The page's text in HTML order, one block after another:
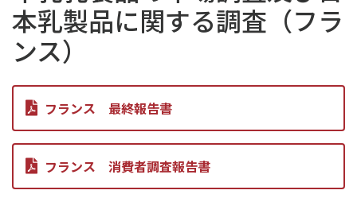
本乳製品に関する調査（フラ
ンス）
フランス 最終報告書
フランス 消費者調査報告書